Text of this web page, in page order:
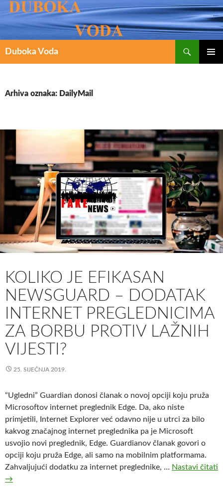
Duboka Voda
Pretraži
Arhiva oznaka: DailyMail
KOLIKO JE EFIKASAN
NEWSGUARD – DODATAK
INTERNET PREGLEDNICIMA
ZA BORBU PROTIV LAŽNIH
VIJESTI?
25. SIJEČNJA 2019.
“Ugledni” Guardian donosi članak o novoj opciji koju pruža
Microsoftov internet preglednik Edge. Da, ako niste
primjetili, Internet Explorer već odavno nije u utrci za bilo
kakvog značajnog internet preglednika pa je Microsoft
usvojio novi preglednik, Edge. Guardianov članak govori o
opciji koju pruža Edge, ali samo na mobilnim platformama.
Zahvaljujući dodatku za internet preglednike, … Nastavi čitati
K
→